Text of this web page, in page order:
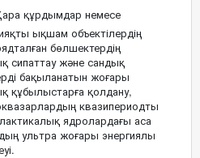
құрдымдар немесе
ықшам объектілердің
бөлшектердің
сипаттау және сандық
бақыланатын жоғары
құбылыстарға қолдану,
квазипериодты
ядролардағы аса
ультра жоғары энергиялы